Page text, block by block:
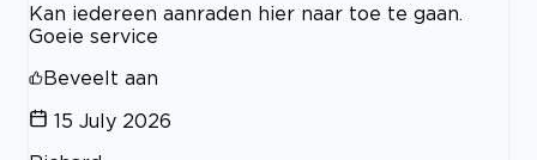
Kan iedereen aanraden hier naar toe te gaan.
Goeie service
Beveelt aan
15 July 2026